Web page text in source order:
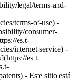
legal/terms-and-
terms-of-use) -
consumer-
es.t-
internet-service) -
es.t-
- Este sitio está